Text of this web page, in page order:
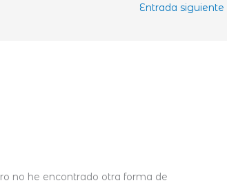
Entrada siguiente
no he encontrado otra forma de